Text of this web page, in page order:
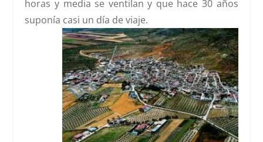
horas y media se ventilan y que hace 30 años
suponía casi un día de viaje.